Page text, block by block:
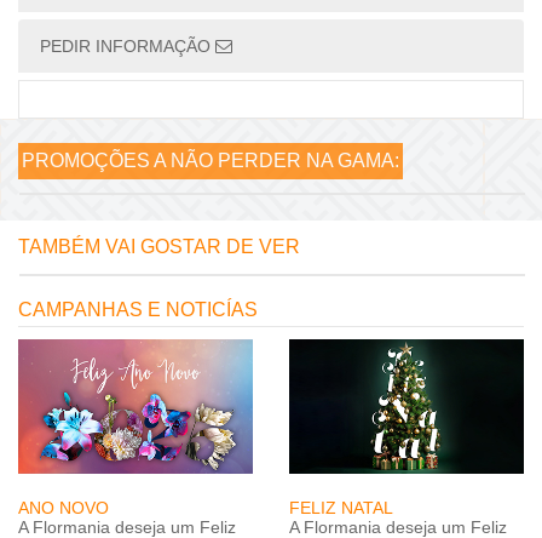
PEDIR INFORMAÇÃO
PROMOÇÕES A NÃO PERDER NA GAMA:
TAMBÉM VAI GOSTAR DE VER
CAMPANHAS E NOTICÍAS
ANO NOVO
A Flormania deseja um Feliz
FELIZ NATAL
A Flormania deseja um Feliz